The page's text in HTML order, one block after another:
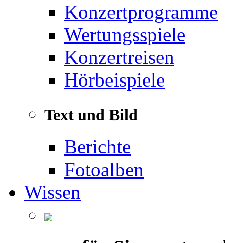
Konzertprogramme
Wertungsspiele
Konzertreisen
Hörbeispiele
Text und Bild
Berichte
Fotoalben
Wissen